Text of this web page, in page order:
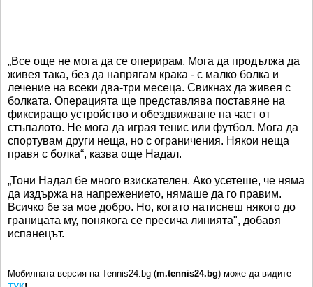
„Все още не мога да се оперирам. Мога да продължа да
живея така, без да напрягам крака - с малко болка и
лечение на всеки два-три месеца. Свикнах да живея с
болката. Операцията ще представлява поставяне на
фиксиращо устройство и обездвижване на част от
стъпалото. Не мога да играя тенис или футбол. Мога да
спортувам други неща, но с ограничения. Някои неща
правя с болка“, казва още Надал.
„Тони Надал бе много взискателен. Ако усетеше, че няма
да издържа на напрежението, нямаше да го правим.
Всичко бе за мое добро. Но, когато натиснеш някого до
границата му, понякога се пресича линията", добавя
испанецът.
Мобилната версия на Tennis24.bg (m.tennis24.bg) може да видите